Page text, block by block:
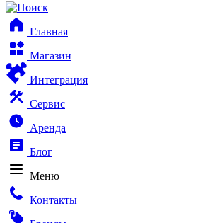
Главная
Магазин
Интеграция
Сервис
Аренда
Блог
Меню
Контакты